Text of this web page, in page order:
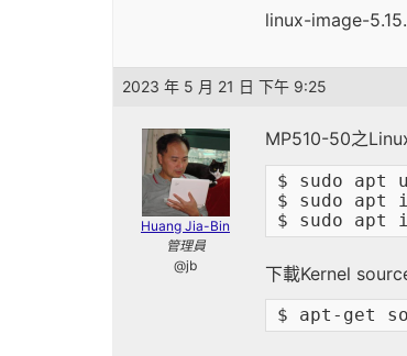
linux-image-
2023 年 5 月 21 日 下午 9:25
Huang Jia-Bin
管理員
@jb
MP510-50之
$ sudo apt
$ sudo apt
下載Kernel